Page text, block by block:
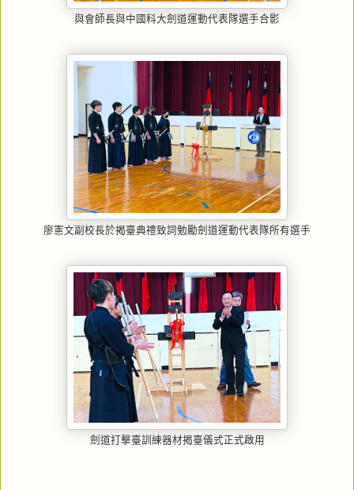
與會師長與中國科大劍道運動代表隊選手合影
廖憲文副校長於揭臺典禮致詞勉勵劍道運動代表隊所有選手
劍道打擊臺訓練器材揭臺儀式正式啟用